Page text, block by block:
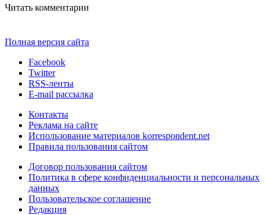
Читать комментарии
Полная версия сайта
Facebook
Twitter
RSS-ленты
E-mail рассылка
Контакты
Реклама на сайте
Использование материалов korrespondent.net
Правила пользования сайтом
Договор пользования сайтом
Политика в сфере конфиденциальности и персональных
данных
Пользовательское соглашение
Редакция